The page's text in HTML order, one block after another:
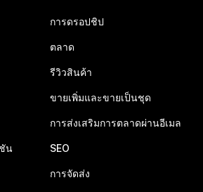
น
การดรอปชิป
ตลาด
รีวิวสินค้า
ขายเพิ่มและขายเป็นชุด
การส่งเสริมการตลาดผ่านอีเมล
SEO
การจัดส่ง